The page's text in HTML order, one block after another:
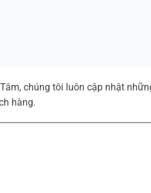
chúng tôi luôn cập nhật
hàng.